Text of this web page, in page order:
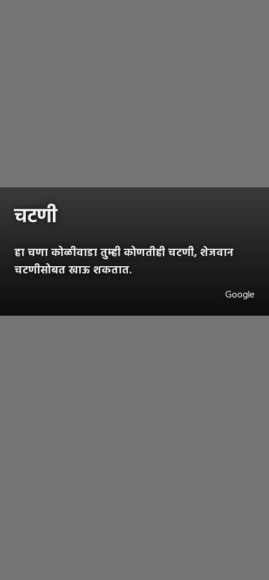
चटणी
हा चणा कोळीवाडा तुम्ही कोणतीही चटणी, शेजवान
चटणीसोबत खाऊ शकतात.
Google